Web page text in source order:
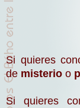
Si quieres
de misterio o
Si quieres